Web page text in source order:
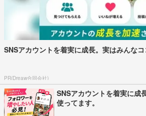
SNSアカウントを着実に成長。実はみんなコ
PR(Dreaw合同会社)
SNSアカウントを着実に成
使ってます。